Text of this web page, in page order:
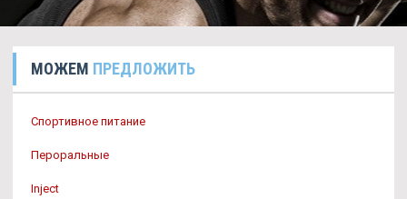
МОЖЕМ ПРЕДЛОЖИТЬ
Спортивное питание
Пероральные
Inject